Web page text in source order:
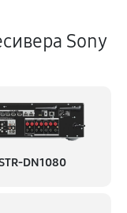
Sony
DN1080